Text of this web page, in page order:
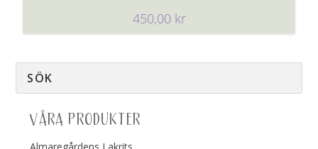
450,00 kr
VÅRA PRODUKTER
Almaregårdens Lakrits